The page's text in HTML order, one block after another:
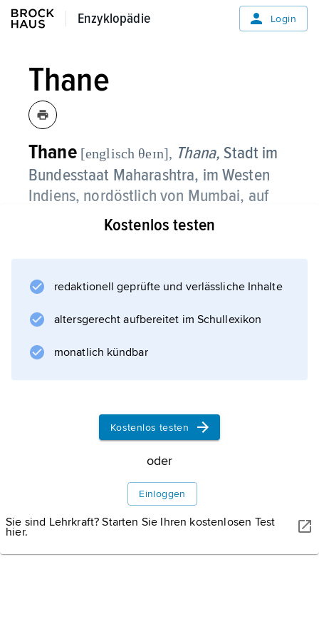
Enzyklopädie
Enzyklopädie Login
Thane
Thane [englisch θeɪn], Thana, Stadt im
Bundesstaat Maharashtra, im Westen
Indiens, nordöstlich von Mumbai, auf
der Insel Salsette, 1,84 Mio. Einwohner;
Kostenlos testen
redaktionell geprüfte und verlässliche Inhalte
altersgerecht aufbereitet im Schullexikon
monatlich kündbar
Kostenlos testen
oder
Einloggen
Sie sind Lehrkraft? Starten Sie Ihren kostenlosen Test
hier.